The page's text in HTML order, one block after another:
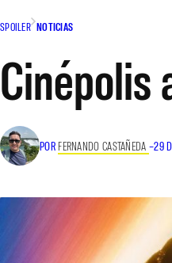
SPOILER NOTICIAS
Cinépolis
POR FERNANDO CASTAÑEDA –29